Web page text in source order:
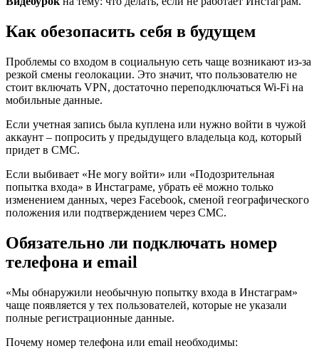
Как обезопасить себя в будущем
Проблемы со входом в социальную сеть чаще возникают из-за
резкой смены геолокации. Это значит, что пользователю не
стоит включать VPN, достаточно переподключаться Wi-Fi на
мобильные данные.
Если учетная запись была куплена или нужно войти в чужой
аккаунт – попросить у предыдущего владельца код, который
придет в СМС.
Если выбивает «Не могу войти» или «Подозрительная
попытка входа» в Инстаграме, убрать её можно только
изменением данных, через Facebook, сменой географического
положения или подтверждением через СМС.
Обязательно ли подключать номер
телефона и email
«Мы обнаружили необычную попытку входа в Инстаграм»
чаще появляется у тех пользователей, которые не указали
полные регистрационные данные.
Почему номер телефона или email необходимы: